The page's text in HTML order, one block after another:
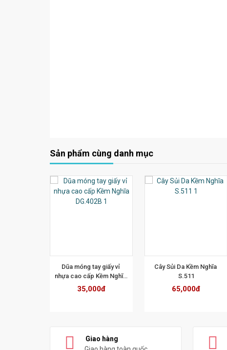
Sản phẩm cùng danh mục
Dũa móng tay giấy vỉ
nhựa cao cấp Kềm Nghĩa
DG.402B
35,000đ
​Cây Sủi Da Kềm Nghĩa​
S.511
65,000đ
Giao hàng